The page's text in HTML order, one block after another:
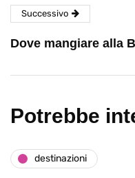
Successivo
Dove mangiare alla
Potrebbe
destinazioni